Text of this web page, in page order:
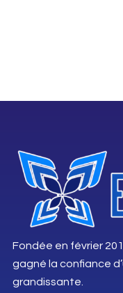
Fondée en février
gagné la confiance
grandissante.